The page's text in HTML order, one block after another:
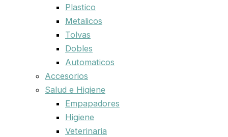
Plastico
Metalicos
Tolvas
Dobles
Automaticos
Accesorios
Salud e Higiene
Empapadores
Higiene
Veterinaria